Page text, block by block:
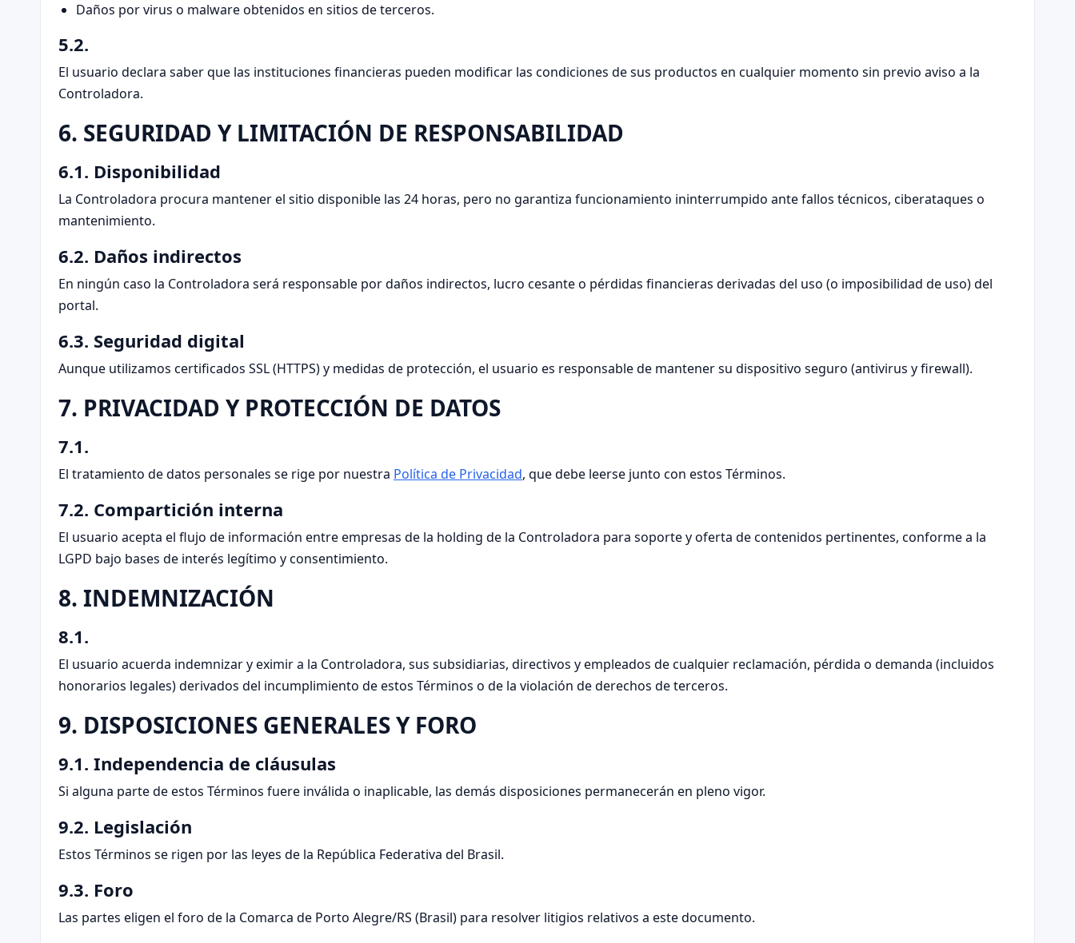
Daños por virus o malware obtenidos en sitios de terceros.
5.2.
El usuario declara saber que las instituciones financieras pueden modificar las condiciones de sus productos en cualquier momento sin previo aviso a la
Controladora.
6. SEGURIDAD Y LIMITACIÓN DE RESPONSABILIDAD
6.1. Disponibilidad
La Controladora procura mantener el sitio disponible las 24 horas, pero no garantiza funcionamiento ininterrumpido ante fallos técnicos, ciberataques o
mantenimiento.
6.2. Daños indirectos
En ningún caso la Controladora será responsable por daños indirectos, lucro cesante o pérdidas financieras derivadas del uso (o imposibilidad de uso) del
portal.
6.3. Seguridad digital
Aunque utilizamos certificados SSL (HTTPS) y medidas de protección, el usuario es responsable de mantener su dispositivo seguro (antivirus y firewall).
7. PRIVACIDAD Y PROTECCIÓN DE DATOS
7.1.
El tratamiento de datos personales se rige por nuestra Política de Privacidad, que debe leerse junto con estos Términos.
7.2. Compartición interna
El usuario acepta el flujo de información entre empresas de la holding de la Controladora para soporte y oferta de contenidos pertinentes, conforme a la
LGPD bajo bases de interés legítimo y consentimiento.
8. INDEMNIZACIÓN
8.1.
El usuario acuerda indemnizar y eximir a la Controladora, sus subsidiarias, directivos y empleados de cualquier reclamación, pérdida o demanda (incluidos
honorarios legales) derivados del incumplimiento de estos Términos o de la violación de derechos de terceros.
9. DISPOSICIONES GENERALES Y FORO
9.1. Independencia de cláusulas
Si alguna parte de estos Términos fuere inválida o inaplicable, las demás disposiciones permanecerán en pleno vigor.
9.2. Legislación
Estos Términos se rigen por las leyes de la República Federativa del Brasil.
9.3. Foro
Las partes eligen el foro de la Comarca de Porto Alegre/RS (Brasil) para resolver litigios relativos a este documento.